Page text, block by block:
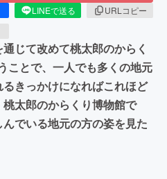
LINEで送る
URLコピー
じて改めて桃太郎のからく
ことで、一人でも多くの地元
きっかけになればこれほど
太郎のからくり博物館で
でいる地元の方の姿を見た